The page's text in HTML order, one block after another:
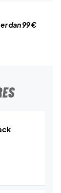
dan 99 €